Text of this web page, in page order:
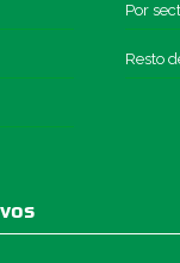
Por
Resto